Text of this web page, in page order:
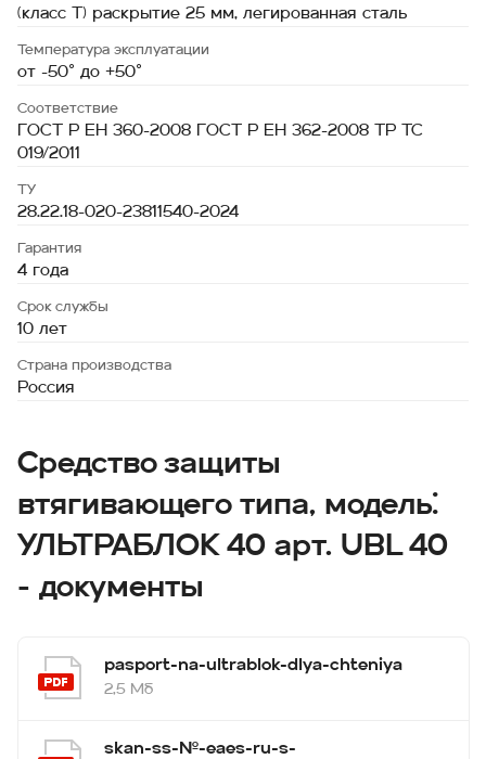
(класс Т) раскрытие 25 мм, легированная сталь
Температура эксплуатации
от -50˚ до +50˚
Соответствие
ГОСТ Р ЕН 360-2008 ГОСТ Р ЕН 362-2008 ТР ТС
019/2011
ТУ
28.22.18-020-23811540-2024
Гарантия
4 года
Срок службы
10 лет
Страна производства
Россия
Средство защиты
втягивающего типа, модель:
УЛЬТРАБЛОК 40 арт. UBL 40
- документы
pasport-na-ultrablok-dlya-chteniya
2,5 Мб
skan-ss-№-eaes-ru-s-